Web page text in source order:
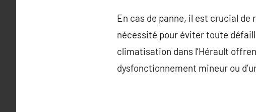
En cas de panne, il est crucial
nécessité pour éviter toute
climatisation dans l’Hérault
dysfonctionnement mineur ou